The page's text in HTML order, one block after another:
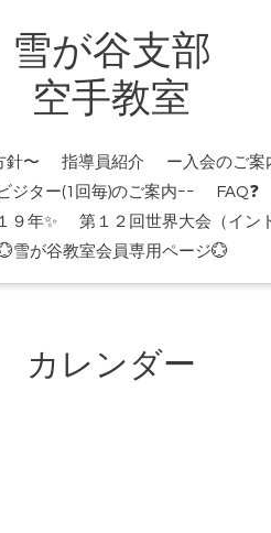
雪が谷支部
空手教室
針〜 指導員紹介 ー入会のご案
ジター(1回毎)のご案内ｰｰ FAQ❓
９年✨
第１２回世界大会（イ
雪が谷教室会員専用ページ💮
カレンダー